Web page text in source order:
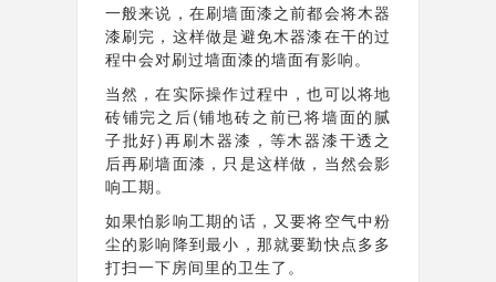
一般来说，在刷墙面漆之前都会将木器
漆刷完，这样做是避免木器漆在干的过
程中会对刷过墙面漆的墙面有影响。
当然，在实际操作过程中，也可以将地
砖铺完之后(铺地砖之前已将墙面的腻
子批好)再刷木器漆，等木器漆干透之
后再刷墙面漆，只是这样做，当然会影
响工期。
如果怕影响工期的话，又要将空气中粉
尘的影响降到最小，那就要勤快点多多
打扫一下房间里的卫生了。